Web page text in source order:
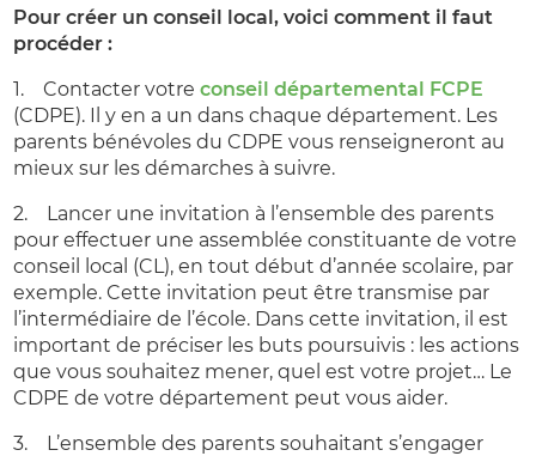
Pour créer un conseil local, voici comment il faut
procéder :
1. Contacter votreconseil départemental FCPE
(CDPE). Il y en a un dans chaque département. Les
parents bénévoles du CDPE vous renseigneront au
mieux sur les démarches à suivre.
2. Lancer une invitation à l’ensemble des parents
pour effectuer une assemblée constituante de votre
conseil local (CL), en tout début d’année scolaire, par
exemple. Cette invitation peut être transmise par
l’intermédiaire de l’école. Dans cette invitation, il est
important de préciser les buts poursuivis : les actions
que vous souhaitez mener, quel est votre projet… Le
CDPE de votre département peut vous aider.
3. L’ensemble des parents souhaitant s’engager